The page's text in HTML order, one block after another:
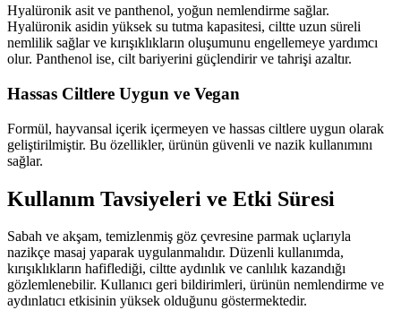
Hyalüronik asit ve panthenol, yoğun nemlendirme sağlar.
Hyalüronik asidin yüksek su tutma kapasitesi, ciltte uzun süreli
nemlilik sağlar ve kırışıklıkların oluşumunu engellemeye yardımcı
olur. Panthenol ise, cilt bariyerini güçlendirir ve tahrişi azaltır.
Hassas Ciltlere Uygun ve Vegan
Formül, hayvansal içerik içermeyen ve hassas ciltlere uygun olarak
geliştirilmiştir. Bu özellikler, ürünün güvenli ve nazik kullanımını
sağlar.
Kullanım Tavsiyeleri ve Etki Süresi
Sabah ve akşam, temizlenmiş göz çevresine parmak uçlarıyla
nazikçe masaj yaparak uygulanmalıdır. Düzenli kullanımda,
kırışıklıkların hafiflediği, ciltte aydınlık ve canlılık kazandığı
gözlemlenebilir. Kullanıcı geri bildirimleri, ürünün nemlendirme ve
aydınlatıcı etkisinin yüksek olduğunu göstermektedir.